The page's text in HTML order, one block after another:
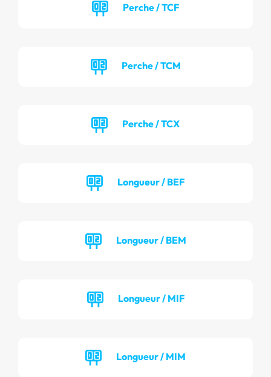
Perche / TCF
Perche / TCM
Perche / TCX
Longueur / BEF
Longueur / BEM
Longueur / MIF
Longueur / MIM